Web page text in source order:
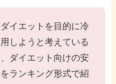
イエットを目的に冷
しようと考えている
ダイエット向けの安
ランキング形式で紹